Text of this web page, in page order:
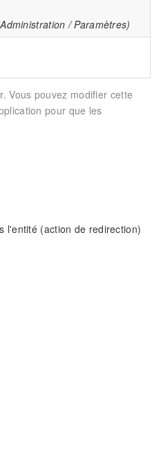
/ Paramètres)
Vous pouvez modifier cette
pour que les
l'entité (action de redirection)